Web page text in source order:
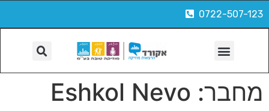
0722-507-123
מחבר: Eshkol Nevo